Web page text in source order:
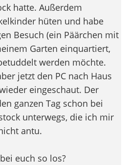
hatte. Außerdem
hüten und habe
Besuch (ein Päärchen mit
Garten einquartiert,
werden möchte.
jetzt den PC nach Haus
eingeschaut. Der
ganzen Tag schon bei
unterwegs, die ich mir
antu.
euch so los?